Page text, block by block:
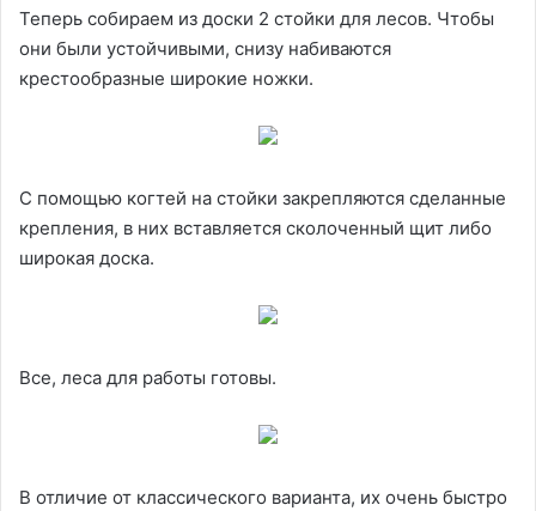
Теперь собираем из доски 2 стойки для лесов. Чтобы
они были устойчивыми, снизу набиваются
крестообразные широкие ножки.
С помощью когтей на стойки закрепляются сделанные
крепления, в них вставляется сколоченный щит либо
широкая доска.
Все, леса для работы готовы.
В отличие от классического варианта, их очень быстро